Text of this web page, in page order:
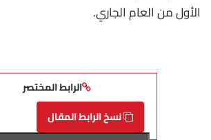
الأول من العام الجاري.
الرابط المختصر
نسخ الرابط المقال